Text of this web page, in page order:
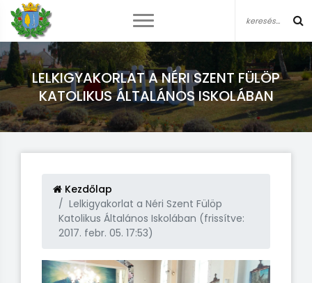
LELKIGYAKORLAT A NÉRI SZENT FÜLÖP
KATOLIKUS ÁLTALÁNOS ISKOLÁBAN
Kezdőlap
Lelkigyakorlat a Néri Szent Fülöp
Katolikus Általános Iskolában (frissítve:
2017. febr. 05. 17:53)